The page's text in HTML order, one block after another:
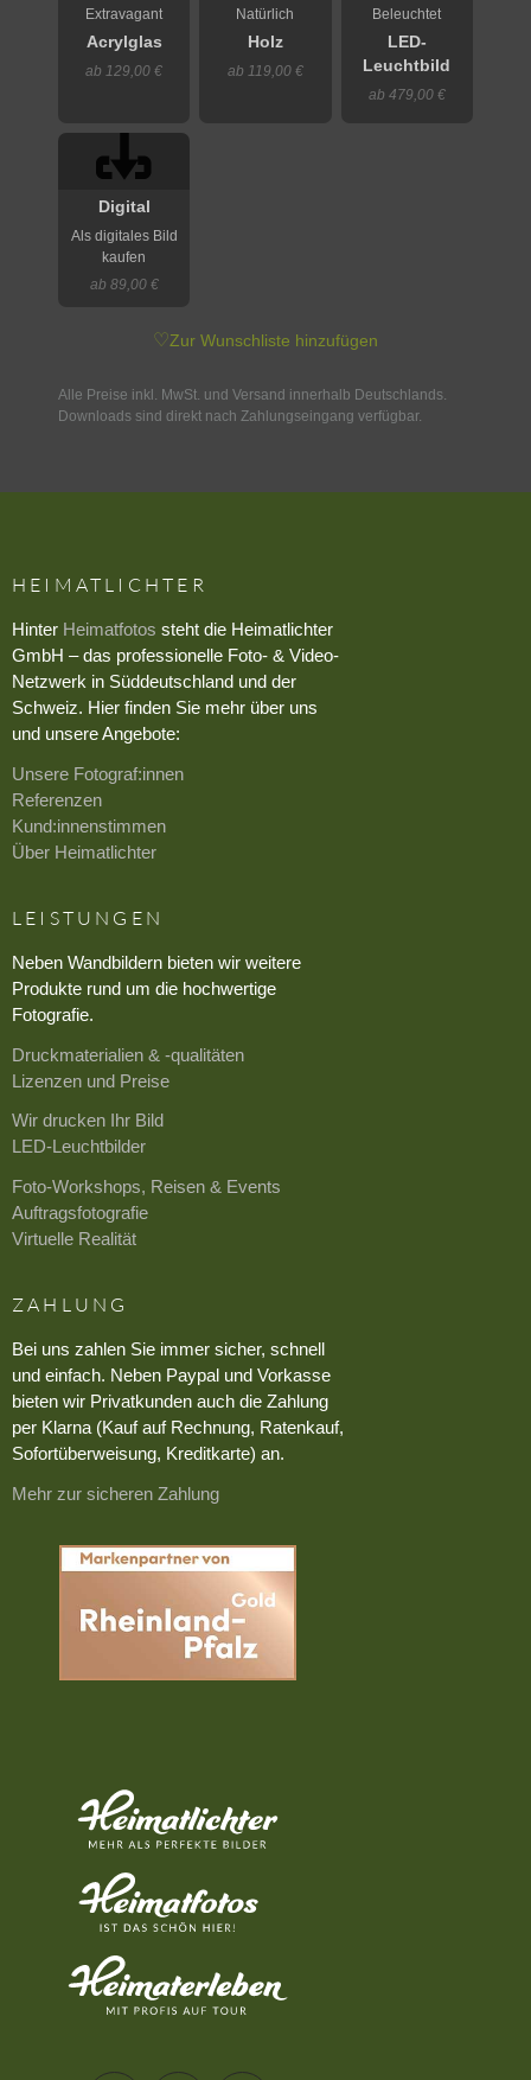
Extravagant
Acrylglas
ab 129,00 €
Natürlich
Holz
ab 119,00 €
Beleuchtet
LED-
Leuchtbild
ab 479,00 €
Digital
Als digitales Bild
kaufen
ab 89,00 €
♡Zur Wunschliste hinzufügen
Alle Preise inkl. MwSt. und Versand innerhalb Deutschlands.
Downloads sind direkt nach Zahlungseingang verfügbar.
HEIMATLICHTER
Hinter Heimatfotos steht die Heimatlichter
GmbH – das professionelle Foto- & Video-
Netzwerk in Süddeutschland und der
Schweiz. Hier finden Sie mehr über uns
und unsere Angebote:
Unsere Fotograf:innen
Referenzen
Kund:innenstimmen
Über Heimatlichter
LEISTUNGEN
Neben Wandbildern bieten wir weitere
Produkte rund um die hochwertige
Fotografie.
Druckmaterialien & -qualitäten
Lizenzen und Preise
Wir drucken Ihr Bild
LED-Leuchtbilder
Foto-Workshops, Reisen & Events
Auftragsfotografie
Virtuelle Realität
ZAHLUNG
Bei uns zahlen Sie immer sicher, schnell
und einfach. Neben Paypal und Vorkasse
bieten wir Privatkunden auch die Zahlung
per Klarna (Kauf auf Rechnung, Ratenkauf,
Sofortüberweisung, Kreditkarte) an.
Mehr zur sicheren Zahlung